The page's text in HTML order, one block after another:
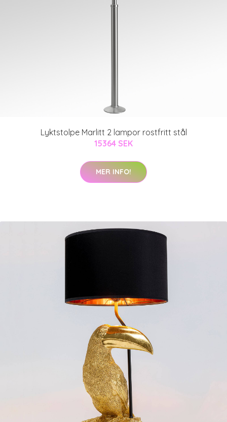
Lyktstolpe Marlitt 2 lampor rostfritt stål
15364 SEK
MER INFO!